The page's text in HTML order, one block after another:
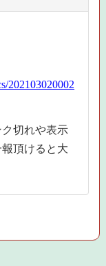
202103020002
切れや表示
頂けると大